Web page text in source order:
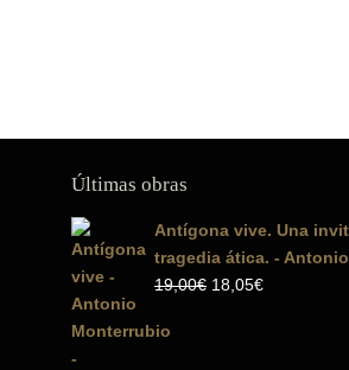
Últimas obras
Antígona vive. Una
tragedia ática. -
19,00€ El
18,05€El